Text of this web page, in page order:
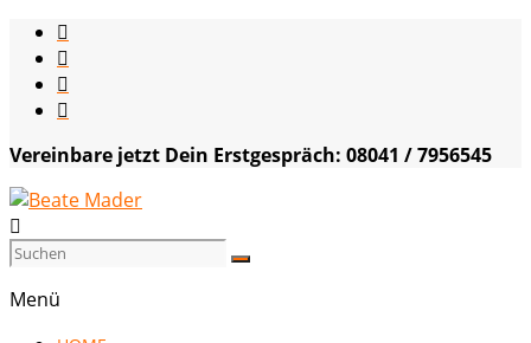
Skip
content
Vereinbare jetzt Dein Erstgespräch: 08041 / 7956545
Beate
Menü